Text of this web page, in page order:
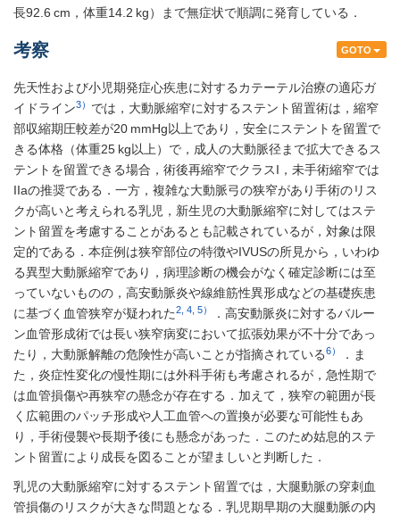
長92.6 cm，体重14.2 kg）まで無症状で順調に発育している．
GOTO
考察
先天性および小児期発症心疾患に対するカテーテル治療の適応ガ
イドライン3） では，大動脈縮窄に対するステント留置術は，縮窄
部収縮期圧較差が20 mmHg以上であり，安全にステントを留置で
きる体格（体重25 kg以上）で，成人の大動脈径まで拡大できるス
テントを留置できる場合，術後再縮窄でクラスI，未手術縮窄では
IIaの推奨である．一方，複雑な大動脈弓の狭窄があり手術のリス
クが高いと考えられる乳児，新生児の大動脈縮窄に対してはステ
ント留置を考慮することがあるとも記載されているが，対象は限
定的である．本症例は狭窄部位の特徴やIVUSの所見から，いわゆ
る異型大動脈縮窄であり，病理診断の機会がなく確定診断には至
っていないものの，高安動脈炎や線維筋性異形成などの基礎疾患
に基づく血管狭窄が疑われた2, 4, 5）
．高安動脈炎に対するバルー
ン血管形成術では長い狭窄病変において拡張効果が不十分であっ
たり，大動脈解離の危険性が高いことが指摘されている6）
．ま
た，炎症性変化の慢性期には外科手術も考慮されるが，急性期で
は血管損傷や再狭窄の懸念が存在する．加えて，狭窄の範囲が長
く広範囲のパッチ形成や人工血管への置換が必要な可能性もあ
り，手術侵襲や長期予後にも懸念があった．このため姑息的ステ
ント留置により成長を図ることが望ましいと判断した．
乳児の大動脈縮窄に対するステント留置では，大腿動脈の穿刺血
管損傷のリスクが大きな問題となる．乳児期早期の大腿動脈の内